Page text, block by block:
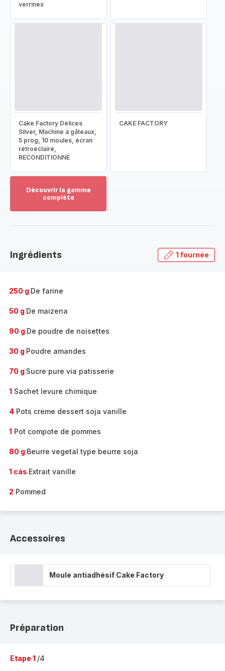
verrines
Cake Factory Délices
Silver, Machine à gâteaux,
5 prog, 10 moules, écran
rétroéclairé,
RECONDITIONNÉ
CAKE FACTORY
Découvrir la gamme
complète
gamme
Ingrédients 1 fournée
250 g De farine
50 g De maizena
90 g De poudre de noisettes
30 g Poudre amandes
70 g Sucre pure via patisserie
1 Sachet levure chimique
4 Pots creme dessert soja vanille
1 Pot compote de pommes
80 g Beurre vegetal type beurre soja
1 càs Extrait vanille
2 Pommed
Accessoires
Moule antiadhésif Cake Factory
Préparation
Etape 1 /4